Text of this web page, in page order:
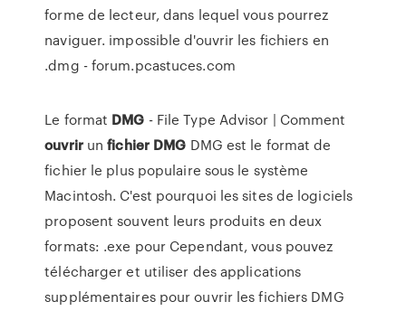
forme de lecteur, dans lequel vous pourrez
naviguer. impossible d'ouvrir les fichiers en
.dmg - forum.pcastuces.com
Le format DMG - File Type Advisor | Comment
ouvrirunfichier DMG DMG est le format de
fichier le plus populaire sous le système
Macintosh. C'est pourquoi les sites de logiciels
proposent souvent leurs produits en deux
formats: .exe pour Cependant, vous pouvez
télécharger et utiliser des applications
supplémentaires pour ouvrir les fichiers DMG